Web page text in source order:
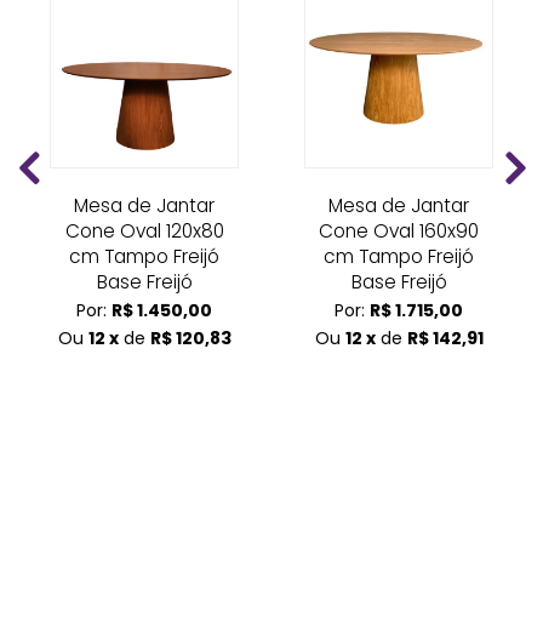
Mesa de Jantar
Cone Oval 120x80
cm Tampo Freijó
Base Freijó
Por: R$ 1.450,00
Ou 12 xde R$ 120,83
Mesa de Jantar
Cone Oval 160x90
cm Tampo Freijó
Base Freijó
Por: R$ 1.715,00
Ou 12 xde R$ 142,91